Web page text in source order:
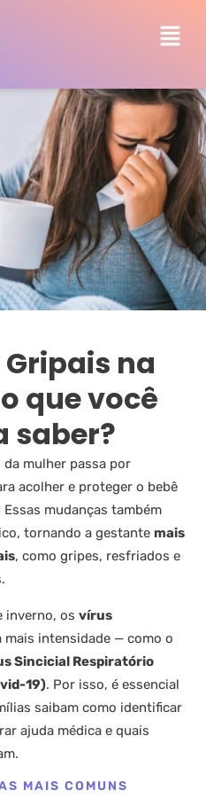
na
que você
saber?
mulher passa por
acolher e proteger o bebê
mudanças também
tornando a gestantemais
, como gripes, resfriados e
inverno, osvírus
mais intensidade — como o
Sincicial Respiratório
19). Por isso, é essencial
saibam como identificar
ajuda médica e quais
MAIS COMUNS